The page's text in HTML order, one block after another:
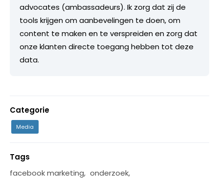
advocates (ambassadeurs). Ik zorg dat zij de
tools krijgen om aanbevelingen te doen, om
content te maken en te verspreiden en zorg dat
onze klanten directe toegang hebben tot deze
data.
Categorie
Media
Tags
facebook marketing, onderzoek,